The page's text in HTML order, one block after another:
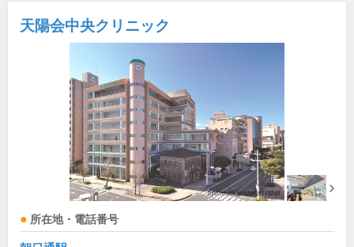
天陽会中央クリニック
所在地・電話番号